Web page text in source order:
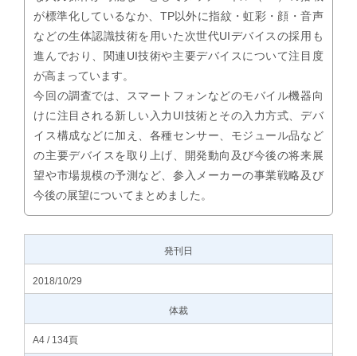
が標準化しているなか、TP以外に指紋・虹彩・顔・音声
などの生体認識技術を用いた次世代UIデバイスの採用も
進んでおり、関連UI技術や主要デバイスについて注目度
が高まっています。
今回の調査では、スマートフォンなどのモバイル機器向
けに注目される新しい入力UI技術とその入力方式、デバ
イス構成などに加え、各種センサー、モジュール品など
の主要デバイスを取り上げ、開発動向及び今後の将来展
望や市場規模の予測など、参入メーカーの事業戦略及び
今後の展望についてまとめました。
発刊日
2018/10/29
体裁
A4 / 134頁